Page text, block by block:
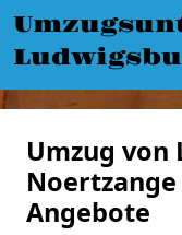
Umzug von
Angebote